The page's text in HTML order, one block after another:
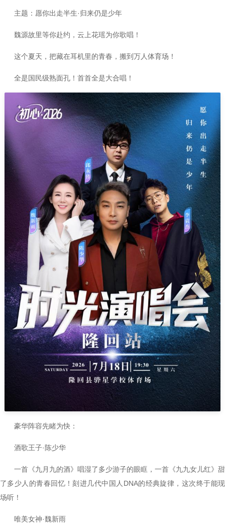
主题：愿你出走半生·归来仍是少年
魏源故里等你赴约，云上花瑶为你歌唱！
这个夏天，把藏在耳机里的青春，搬到万人体育场！
全是国民级熟面孔！首首全是大合唱！
豪华阵容先睹为快：
酒歌王子·陈少华
一首《九月九的酒》唱湿了多少游子的眼眶，一首《九九女儿红》甜
了多少人的青春回忆！刻进几代中国人DNA的经典旋律，这次终于能现
场听！
唯美女神·魏新雨